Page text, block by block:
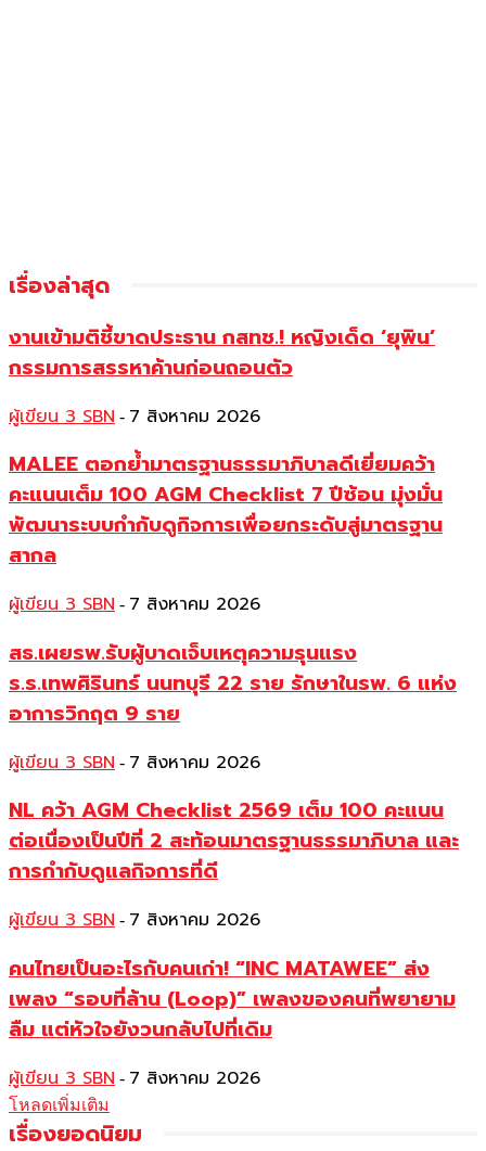
เรื่องล่าสุด
งานเข้ามติชี้ขาดประธาน กสทช.! หญิงเด็ด ‘ยุพิน’
กรรมการสรรหาค้านก่อนถอนตัว
ผู้เขียน 3 SBN - 7 สิงหาคม 2026
MALEE ตอกย้ำมาตรฐานธรรมาภิบาลดีเยี่ยมคว้า
คะแนนเต็ม 100 AGM Checklist 7 ปีซ้อน มุ่งมั่น
พัฒนาระบบกำกับดูกิจการเพื่อยกระดับสู่มาตรฐาน
สากล
ผู้เขียน 3 SBN - 7 สิงหาคม 2026
สธ.เผยรพ.รับผู้บาดเจ็บเหตุความรุนแรง
ร.ร.เทพศิรินทร์ นนทบุรี 22 ราย รักษาในรพ. 6 แห่ง
อาการวิกฤต 9 ราย
ผู้เขียน 3 SBN - 7 สิงหาคม 2026
NL คว้า AGM Checklist 2569 เต็ม 100 คะแนน
ต่อเนื่องเป็นปีที่ 2 สะท้อนมาตรฐานธรรมาภิบาล และ
การกำกับดูแลกิจการที่ดี
ผู้เขียน 3 SBN - 7 สิงหาคม 2026
คนไทยเป็นอะไรกับคนเก่า! “INC MATAWEE” ส่ง
เพลง “รอบที่ล้าน (Loop)” เพลงของคนที่พยายาม
ลืม แต่หัวใจยังวนกลับไปที่เดิม
ผู้เขียน 3 SBN - 7 สิงหาคม 2026
โหลดเพิ่มเติม
เรื่องยอดนิยม